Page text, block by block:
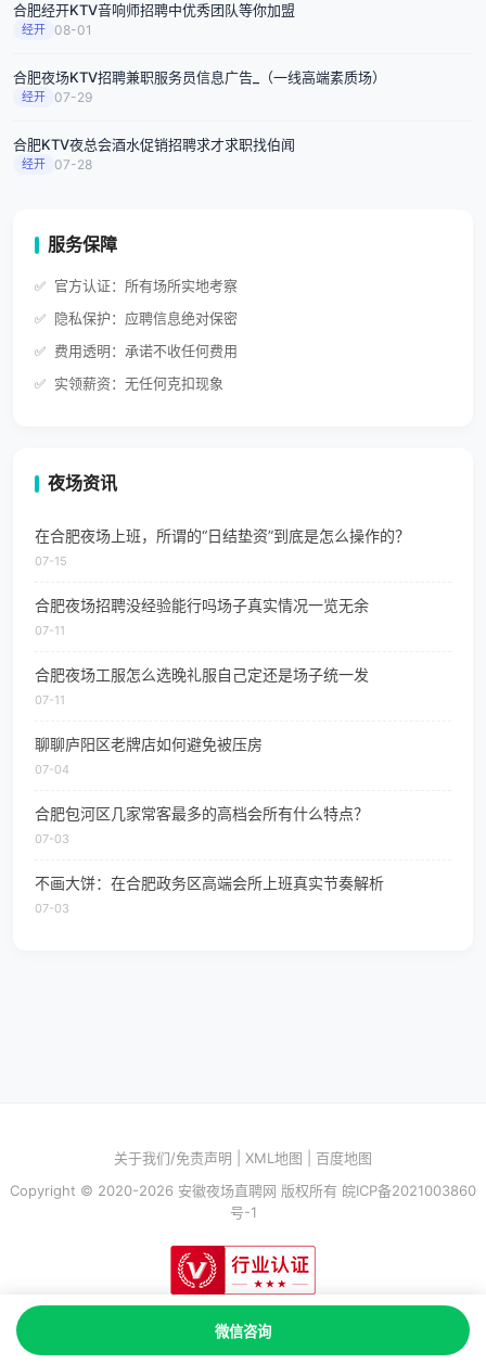
合肥经开KTV音响师招聘中优秀团队等你加盟
经开 08-01
合肥夜场KTV招聘兼职服务员信息广告_（一线高端素质场）
经开 07-29
合肥KTV夜总会酒水促销招聘求才求职找伯闻
经开 07-28
服务保障
官方认证：所有场所实地考察
隐私保护：应聘信息绝对保密
费用透明：承诺不收任何费用
实领薪资：无任何克扣现象
夜场资讯
在合肥夜场上班，所谓的“日结垫资”到底是怎么操作的？
07-15
合肥夜场招聘没经验能行吗场子真实情况一览无余
07-11
合肥夜场工服怎么选晚礼服自己定还是场子统一发
07-11
聊聊庐阳区老牌店如何避免被压房
07-04
合肥包河区几家常客最多的高档会所有什么特点？
07-03
不画大饼：在合肥政务区高端会所上班真实节奏解析
07-03
微信咨询
关于我们/免责声明 XML地图
百度地图
Copyright © 2020-2026 安徽夜场直聘网 版权所有 皖ICP备2021003860
号-1